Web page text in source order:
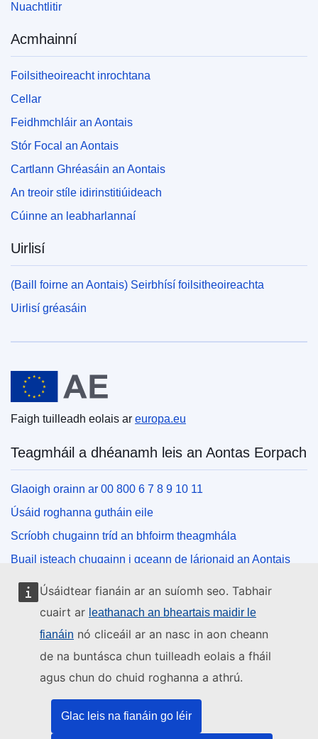
Úsáidtear fianáin ar an suíomh seo. Tabhair
cuairt ar leathanach an bheartais maidir le
fianáin nó cliceáil ar an nasc in aon cheann
de na buntásca chun tuilleadh eolais a fháil
agus chun do chuid roghanna a athrú.
Glac leis na fianáin go léir
Nuachtlitir
Acmhainní
Foilsitheoireacht inrochtana
Cellar
Feidhmchláir an Aontais
Stór Focal an Aontais
Cartlann Ghréasáin an Aontais
An treoir stíle idirinstitiúideach
Cúinne an leabharlannaí
Uirlisí
(Baill foirne an Aontais) Seirbhísí foilsitheoireachta
Uirlisí gréasáin
An tAontas Eorpach
Faigh tuilleadh eolais ar europa.eu
Teagmháil a dhéanamh leis an Aontas Eorpach
Glaoigh orainn ar 00 800 6 7 8 9 10 11
Úsáid roghanna gutháin eile
Scríobh chugainn tríd an bhfoirm theagmhála
Buail isteach chugainn i gceann de lárionaid an Aontais
Na meáin shóisialta
Cuardaigh cuntais an Aontais Eorpaigh ar na meáin
shóisialta
Institiúidí agus comhlachtaí an Aontais
Eorpaigh